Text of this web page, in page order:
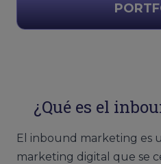
¿Qué es el
El inbound marketing es
marketing digital que se